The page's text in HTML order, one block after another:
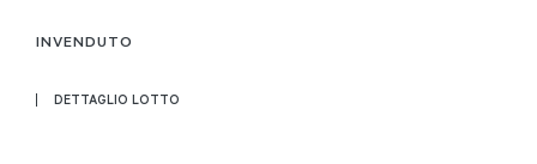
INVENDUTO
DETTAGLIO LOTTO